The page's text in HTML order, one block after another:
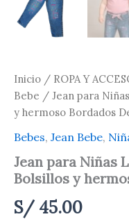
Inicio / ROPA Y
Bebe / Jean para
y hermoso Bordados
Bebes, Jean Bebe,
Jean para Niñas
Bolsillos y
S/ 45.00